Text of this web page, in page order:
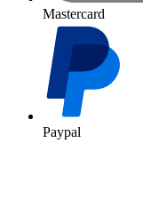
Mastercard
Paypal